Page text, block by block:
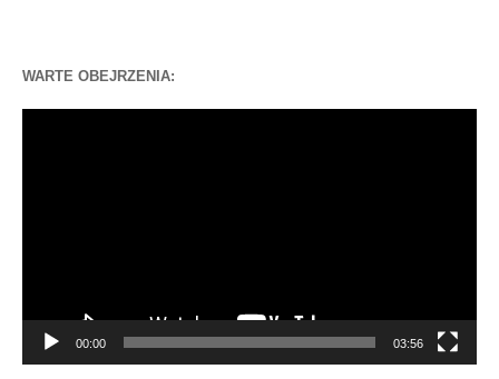
WARTE OBEJRZENIA:
00:00 03:56